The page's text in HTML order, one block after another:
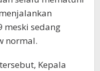
meski sedang
normal.
Kepala